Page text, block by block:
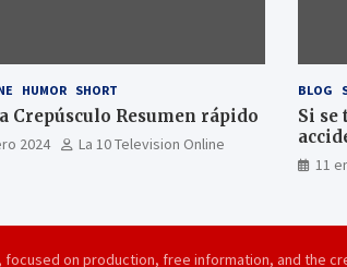
HUMOR SHORT
Crepúsculo Resumen rápido
2024 La 10 Television Online
BLOG
Si se
11
focused on production, free information, and the